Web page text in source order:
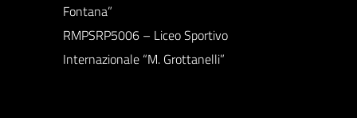
Fontana”
RMPSRP5006 – Liceo Sportivo
Internazionale “M. Grottanelli”